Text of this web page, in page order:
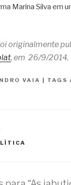
Marina Silva em
originalmente
, em 26/9/2014.
VAIA TAGS